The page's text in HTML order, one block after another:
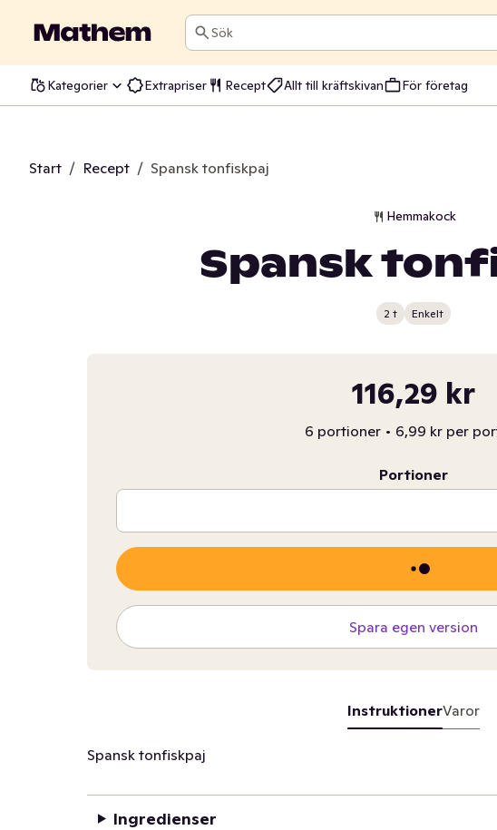
Sök
Kategorier Extrapriser Recept Allt till kräftskivan För företag
Start / Recept / Spansk tonfiskpaj
Hemmakock
Spansk
2 t Enkelt
116,29 kr
6 portioner • 6,99 kr per
Portioner
Spara egen version
InstruktionerVaror
Spansk tonfiskpaj
Ingredienser